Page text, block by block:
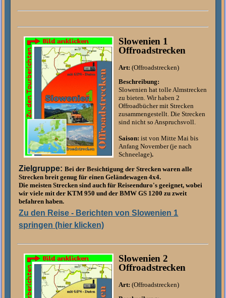
Slowenien 1
Offroadstrecken
Art: (Offroadstrecken)
Beschreibung:
Slowenien hat tolle Almstrecken
zu bieten. Wir haben 2
Offroadbücher mit Strecken
zusammengestellt. Die Strecken
sind nicht so Anspruchsvoll.
Saison:ist von Mitte Mai bis
Anfang November (je nach
Schneelage).
Zielgruppe:Bei der Besichtigung der Strecken waren alle
Strecken breit genug für einen Geländewagen 4x4.
Die meisten Strecken sind auch für Reiseenduro's geeignet, wobei
wir viele mit der KTM 950 und der BMW GS 1200 zu zweit
befahren haben.
Zu den Reise - Berichten von Slowenien 1
springen (hier klicken)
Slowenien 2
Offroadstrecken
Art: (Offroadstrecken)